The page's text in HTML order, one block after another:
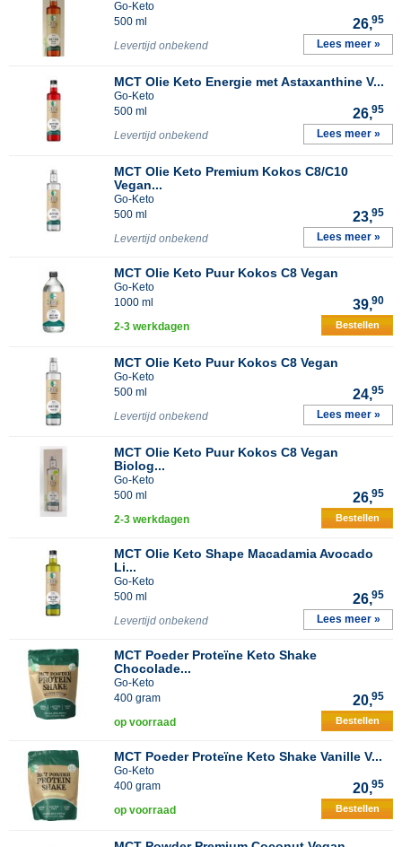
Go-Keto
500 ml
26,95
Levertijd onbekend Lees meer »
MCT Olie Keto Energie met Astaxanthine V...
Go-Keto
500 ml
26,95
Levertijd onbekend Lees meer »
MCT Olie Keto Premium Kokos C8/C10
Vegan...
Go-Keto
500 ml
23,95
Levertijd onbekend Lees meer »
MCT Olie Keto Puur Kokos C8 Vegan
Go-Keto
1000 ml
39,90
2-3 werkdagen Bestellen
MCT Olie Keto Puur Kokos C8 Vegan
Go-Keto
500 ml
24,95
Levertijd onbekend Lees meer »
MCT Olie Keto Puur Kokos C8 Vegan
Biolog...
Go-Keto
500 ml
26,95
2-3 werkdagen Bestellen
MCT Olie Keto Shape Macadamia Avocado
Li...
Go-Keto
500 ml
26,95
Levertijd onbekend Lees meer »
MCT Poeder Proteïne Keto Shake
Chocolade...
Go-Keto
400 gram
20,95
op voorraad Bestellen
MCT Poeder Proteïne Keto Shake Vanille V...
Go-Keto
400 gram
20,95
op voorraad Bestellen